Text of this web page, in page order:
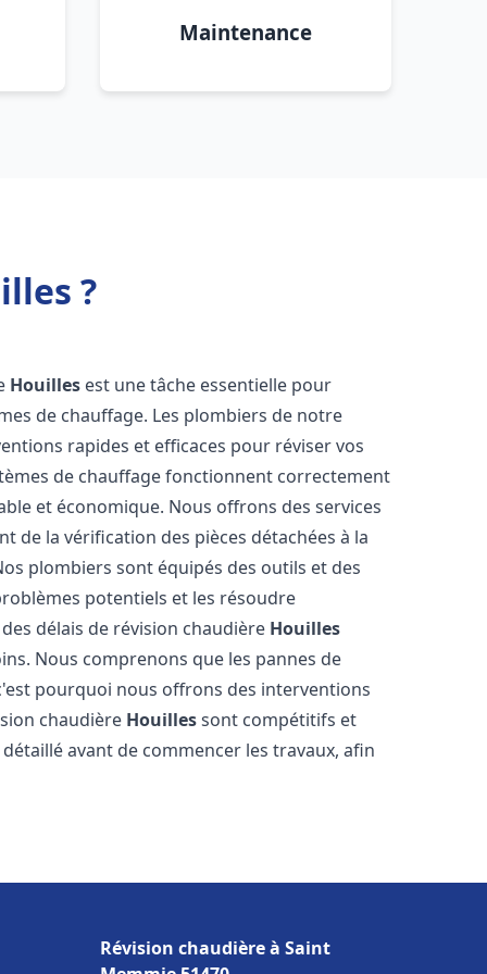
Maintenance
?
Houilles est une tâche essentielle pour
de chauffage. Les plombiers de notre
rapides et efficaces pour réviser vos
de chauffage fonctionnent correctement
et économique. Nous offrons des services
de la vérification des pièces détachées à la
plombiers sont équipés des outils et des
potentiels et les résoudre
délais de révision chaudière Houilles
Nous comprenons que les pannes de
pourquoi nous offrons des interventions
chaudière Houillessont compétitifs et
avant de commencer les travaux, afin
Révision chaudière à Saint